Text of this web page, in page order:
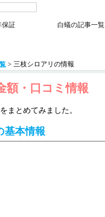
保証 白蟻の記事一覧
> 三枝シロアリの情報
額・口コミ情報
まとめてみました。
基本情報